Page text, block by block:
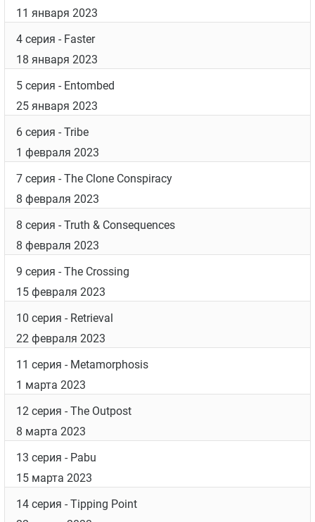
11 января 2023
4 серия - Faster
18 января 2023
5 серия - Entombed
25 января 2023
6 серия - Tribe
1 февраля 2023
7 серия - The Clone Conspiracy
8 февраля 2023
8 серия - Truth & Consequences
8 февраля 2023
9 серия - The Crossing
15 февраля 2023
10 серия - Retrieval
22 февраля 2023
11 серия - Metamorphosis
1 марта 2023
12 серия - The Outpost
8 марта 2023
13 серия - Pabu
15 марта 2023
14 серия - Tipping Point